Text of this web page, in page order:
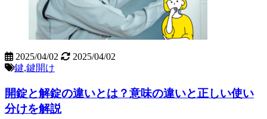
2025/04/02
2025/04/02
鍵,鍵開け
開錠と解錠の違いとは？意味の違いと正しい使い
分けを解説